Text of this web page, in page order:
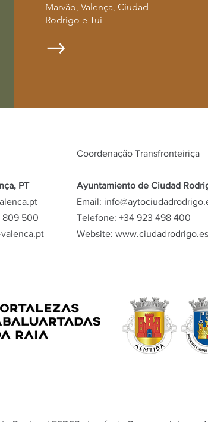
Marvão, Valença, Ciudad
Rodrigo e Tui
PT
809 500
Coordenação Transfronteiriça
Ayuntamiento de Ciudad
Email:
Telefone: +34 923 498 400
Website: www.ciudadrodrigo.es